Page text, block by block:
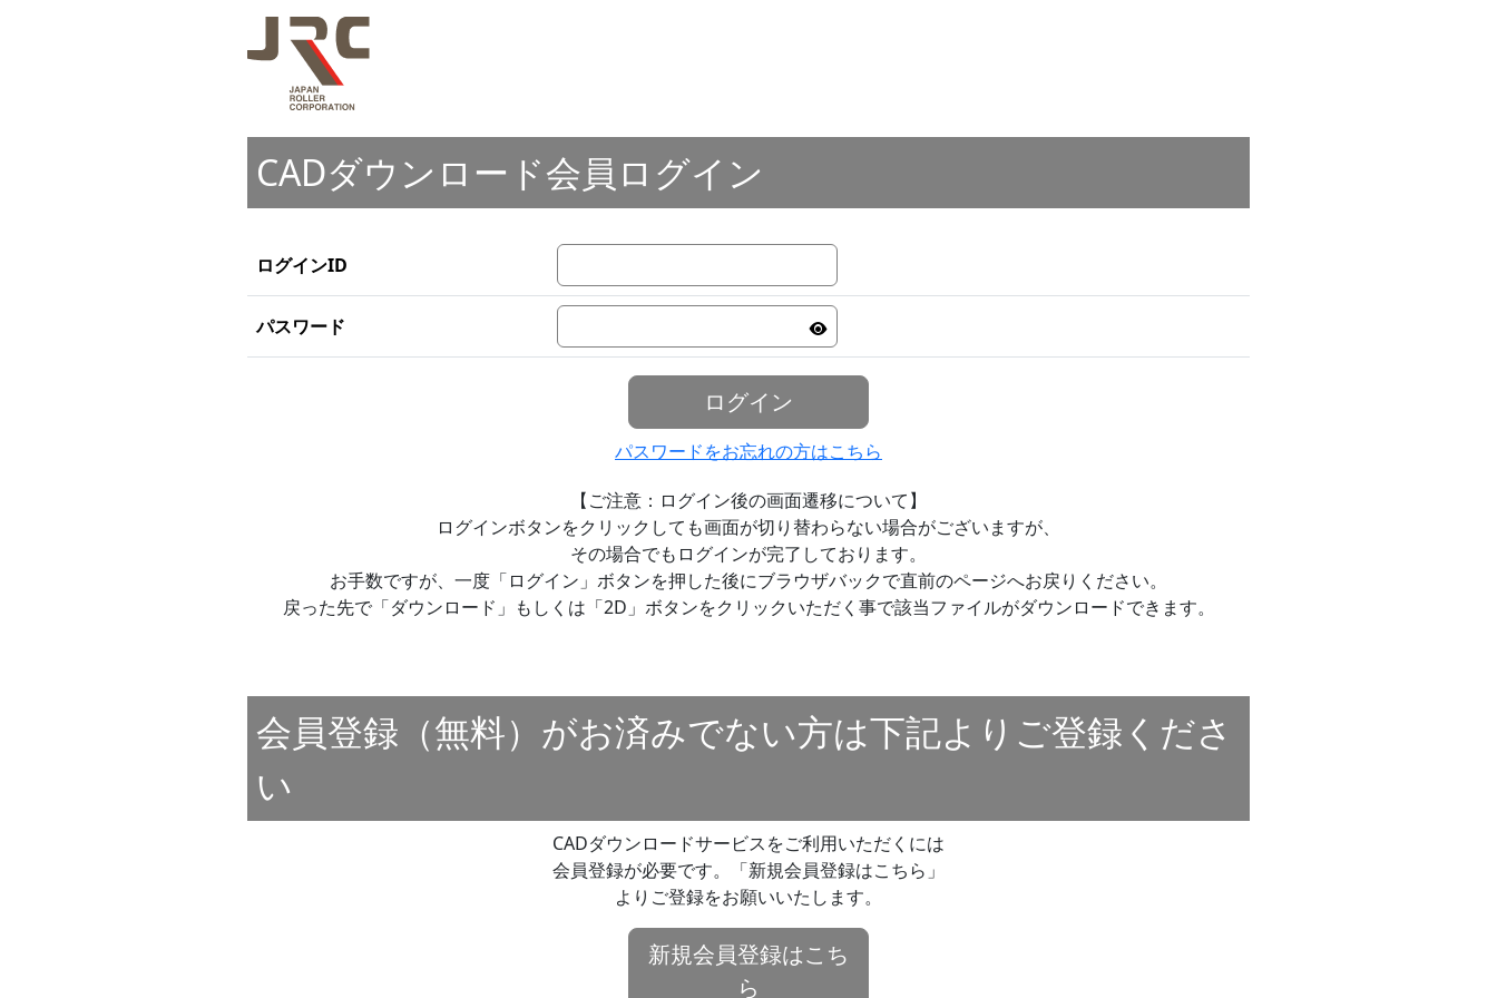
CADダウンロード会員ログイン
ログインID
パスワード
ログイン
パスワードをお忘れの方はこちら
【ご注意：ログイン後の画面遷移について】
ログインボタンをクリックしても画面が切り替わらない場合がございますが、
その場合でもログインが完了しております。
お手数ですが、一度「ログイン」ボタンを押した後にブラウザバックで直前のページへお戻りください。
戻った先で「ダウンロード」もしくは「2D」ボタンをクリックいただく事で該当ファイルがダウンロードできます。
会員登録（無料）がお済みでない方は下記よりご登録くださ
い
CADダウンロードサービスをご利用いただくには
会員登録が必要です。「新規会員登録はこちら」
よりご登録をお願いいたします。
新規会員登録はこち
ら